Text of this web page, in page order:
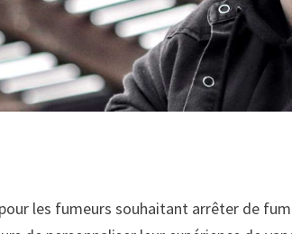
les fumeurs souhaitant arrêter de